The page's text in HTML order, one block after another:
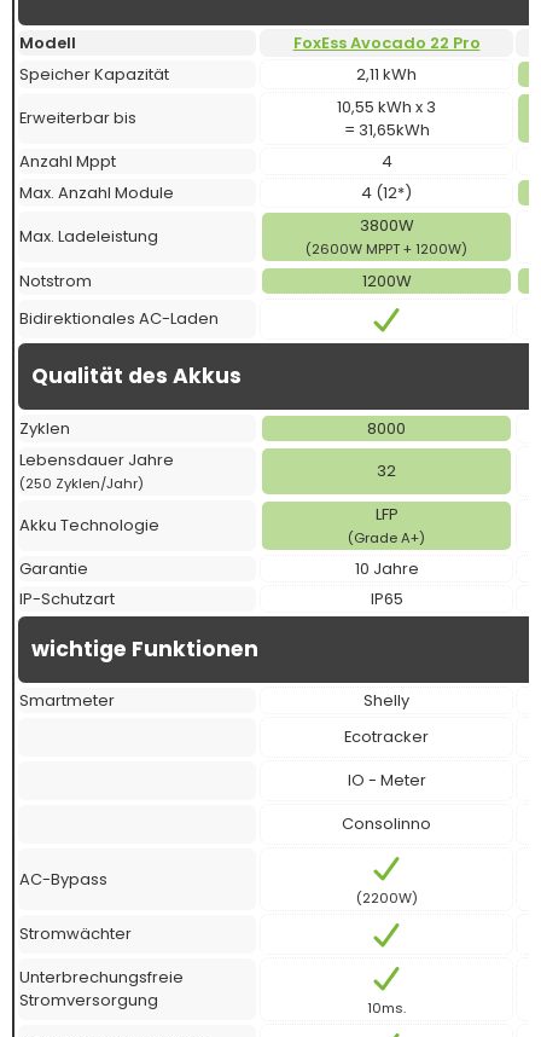
Modell FoxEss Avocado 22 Pro
Speicher Kapazität
2,11 kWh
Erweiterbar bis
10,55 kWh x 3
= 31,65kWh
Anzahl Mppt
4
Max. Anzahl Module
4 (12*)
Max. Ladeleistung
3800W
(2600W MPPT + 1200W)
Notstrom
1200W
Bidirektionales AC-Laden
Qualität des Akkus
Zyklen
8000
Lebensdauer Jahre
(250 Zyklen/Jahr)
32
Akku Technologie LFP
(Grade A+)
Garantie
10 Jahre
IP-Schutzart
IP65
wichtige Funktionen
Smartmeter
Shelly
Ecotracker
IO - Meter
Consolinno
AC-Bypass
(2200W)
Stromwächter
Unterbrechungsfreie
Stromversorgung
10ms.